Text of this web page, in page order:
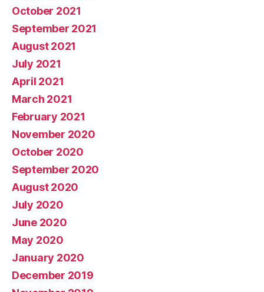
October 2021
September 2021
August 2021
July 2021
April 2021
March 2021
February 2021
November 2020
October 2020
September 2020
August 2020
July 2020
June 2020
May 2020
January 2020
December 2019